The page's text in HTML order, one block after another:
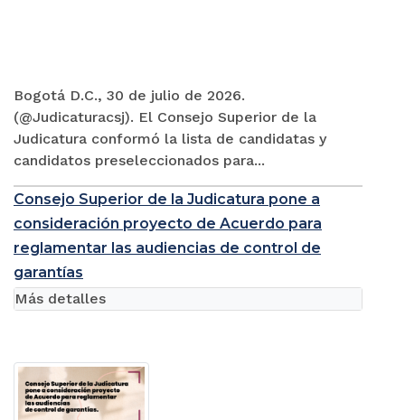
Bogotá D.C., 30 de julio de 2026.
(@Judicaturacsj). El Consejo Superior de la
Judicatura conformó la lista de candidatas y
candidatos preseleccionados para...
Consejo Superior de la Judicatura pone a
consideración proyecto de Acuerdo para
reglamentar las audiencias de control de
garantías
Más detalles